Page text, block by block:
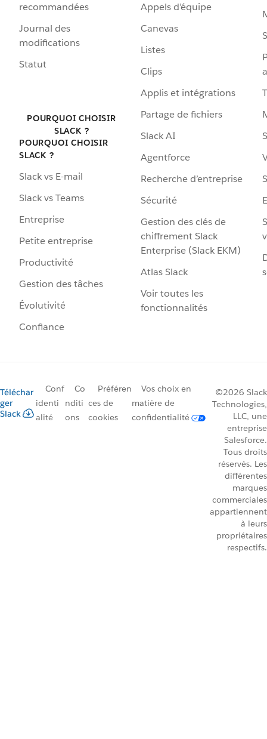
recommandées
Journal des
modifications
Statut
POURQUOI CHOISIR
SLACK ?
POURQUOI CHOISIR
SLACK ?
Slack vs E-mail
Slack vs Teams
Entreprise
Petite entreprise
Productivité
Gestion des tâches
Évolutivité
Confiance
Appels d’équipe
Canevas
Listes
Clips
Applis et intégrations
Partage de fichiers
Slack AI
Agentforce
Recherche d’entreprise
Sécurité
Gestion des clés de
chiffrement Slack
Enterprise (Slack EKM)
Atlas Slack
Voir toutes les
fonctionnalités
Téléchar
ger
Slack
Conf
identi
alité
Co
nditi
ons
Préféren
ces de
cookies
Vos choix en
matière de
confidentialité
©2026 Slack
Technologies,
LLC, une
entreprise
Salesforce.
Tous droits
réservés. Les
différentes
marques
commerciales
appartiennent
à leurs
propriétaires
respectifs.